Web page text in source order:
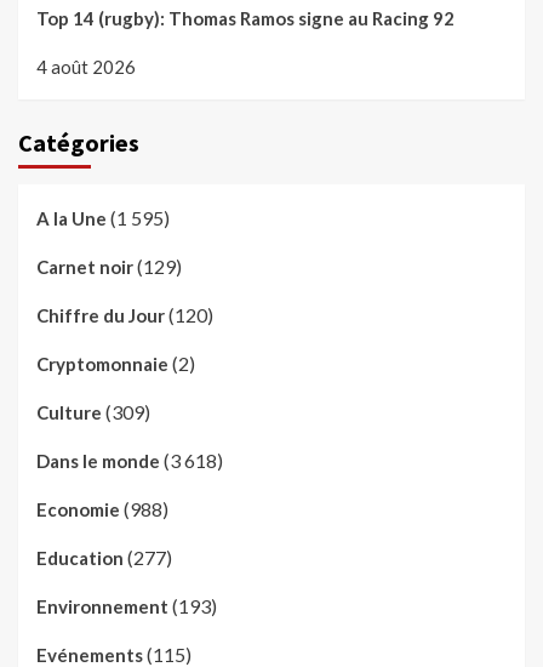
Top 14 (rugby): Thomas Ramos signe au Racing 92
4 août 2026
Catégories
A la Une (1 595)
Carnet noir(129)
Chiffre du Jour(120)
Cryptomonnaie (2)
Culture (309)
Dans le monde (3 618)
Economie (988)
Education (277)
Environnement (193)
Evénements(115)